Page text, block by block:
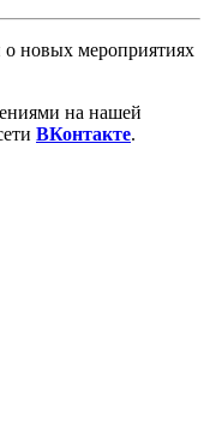
о новых мероприятиях
на нашей
ВКонтакте.